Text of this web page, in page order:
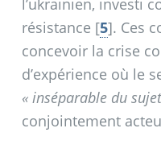
l’ukrainien, investi
résistance [5]. Ces
concevoir la crise
d’expérience où le
« inséparable du
conjointement